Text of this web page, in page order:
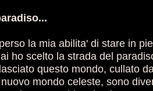
la mia abilita' di stare in
ho scelto la strada del
questo mondo, cullato
mondo celeste, sono